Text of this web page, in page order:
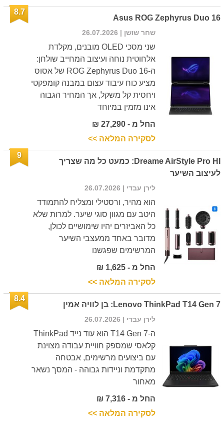
Asus ROG Zephyrus Duo 16
8.7
שחר שושן | 26.07.2026
שני מסכי OLED מובנים, מקלדת
אלחוטית נוחה ועיצוב המחייב שולחן:
ה-ROG Zephyrus Duo 16 של אסוס
מציע כוח עיבוד עצום במבנה קומפקטי
ויחסית קל משקל, אך המחיר הגבוה
אינו מזמין במיוחד
החל מ - 27,290 ₪
לסקירה המלאה >>
Dreame AirStyle Pro HI: כמעט כל מה שצריך
לעיצוב השיער
9
לירן עבדי | 26.07.2026
הוא מהיר, ורסטילי ומצליח להתמודד
היטב עם מגוון סוגי שיער. למרות שלא
כל האביזרים יהיו שימושיים לכולן,
מדובר באחד ממעצבי השיער
המרשימים שפגשנו
החל מ - 1,625 ₪
לסקירה המלאה >>
Lenovo ThinkPad T14 Gen 7: בן לוויה אמין
8.4
לירן עבדי | 26.07.2026
ה-T14 Gen 7 הוא עוד נייד ThinkPad
קלאסי שמספק חוויית עבודה מצוינת
עם ביצועים מרשימים, אבטחה
מתקדמת וניידות גבוהה - המסך נשאר
מאחור
החל מ - 7,316 ₪
לסקירה המלאה >>